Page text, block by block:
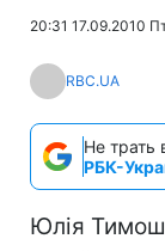
20:31 17.09.2010
RBC.UA
Не трать
РБК-
Юлія